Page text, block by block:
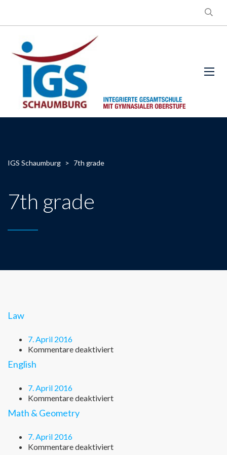
IGS Schaumburg > 7th grade
7th grade
Law
7. April 2016
Kommentare deaktiviertfür
English
7. April 2016
Kommentare deaktiviertfür
Math & Geometry
7. April 2016
Kommentare deaktiviertfür